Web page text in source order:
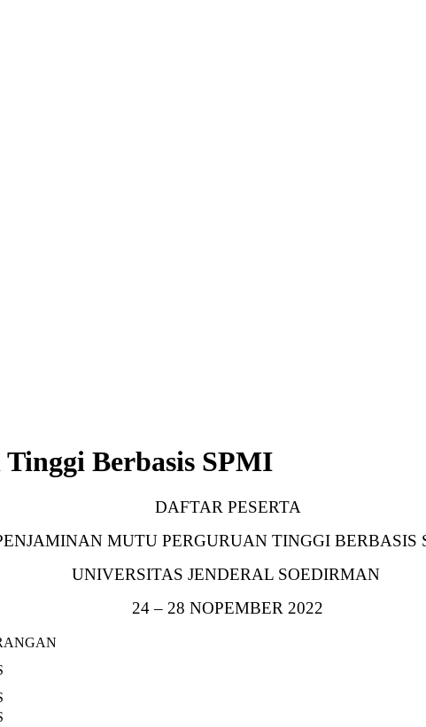
Berbasis SPMI
DAFTAR PESERTA
MUTU PERGURUAN TINGGI BERBASIS
UNIVERSITAS JENDERAL SOEDIRMAN
24 – 28 NOPEMBER 2022